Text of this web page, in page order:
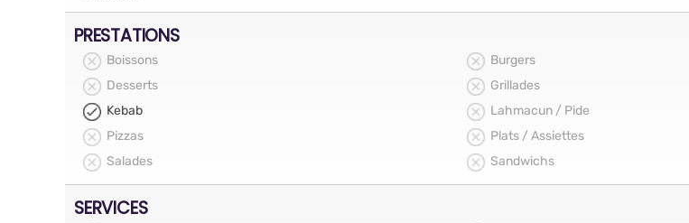
PRESTATIONS
Boissons
Burgers
Desserts
Grillades
Kebab
Lahmacun / Pide
Pizzas
Plats / Assiettes
Salades
Sandwichs
SERVICES